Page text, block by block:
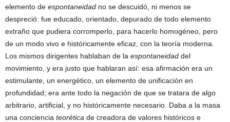
elemento de espontaneidad no se descuidó, ni menos se
despreció: fue educado, orientado, depurado de todo elemento
extraño que pudiera corromperlo, para hacerlo homogéneo, pero
de un modo vivo e históricamente eficaz, con la teoría moderna.
Los mismos dirigentes hablaban de la espontaneidad del
movimiento, y era justo que hablaran así: esa afirmación era un
estimulante, un energético, un elemento de unificación en
profundidad; era ante todo la negación de que se tratara de algo
arbitrario, artificial, y no históricamente necesario. Daba a la masa
una conciencia teorética de creadora de valores históricos e